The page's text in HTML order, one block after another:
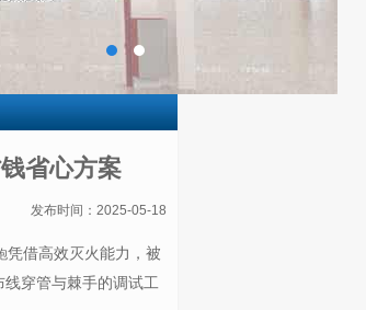
省心方案​
发布时间：2025-05-18
凭借高效灭火能力，被
穿管与棘手的调试工